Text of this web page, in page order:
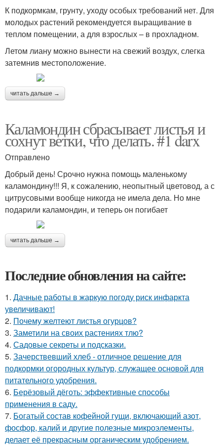
К подкормкам, грунту, уходу особых требований нет. Для
молодых растений рекомендуется выращивание в
теплом помещении, а для взрослых – в прохладном.
Летом лиану можно вынести на свежий воздух, слегка
затемнив местоположение.
читать дальше →
Каламондин сбрасывает листья и
сохнут ветки, что делать. #1 darx
Отправлено
Добрый день! Срочно нужна помощь маленькому
каламондину!!! Я, к сожалению, неопытный цветовод, а с
цитрусовыми вообще никогда не имела дела. Но мне
подарили каламондин, и теперь он погибает
читать дальше →
Последние обновления на сайте:
1. Дачные работы в жаркую погоду риск инфаркта
увеличивают!
2. Почему желтеют листья огурцов?
3. Заметили на своих растениях тлю?
4. Садовые секреты и подсказки.
5. Зачерствевший хлеб - отличное решение для
подкормки огородных культур, служащее основой для
питательного удобрения.
6. Берёзовый дёготь: эффективные способы
применения в саду.
7. Богатый состав кофейной гущи, включающий азот,
фосфор, калий и другие полезные микроэлементы,
делает её прекрасным органическим удобрением.